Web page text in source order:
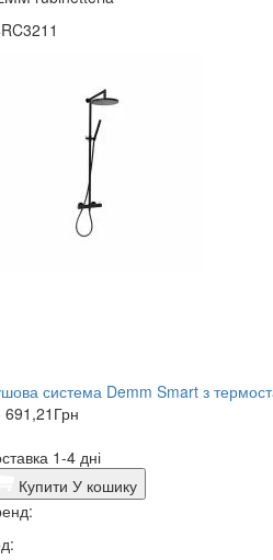
система Demm Smart з
691,21 Грн
1-4 дні
Купити У кошику